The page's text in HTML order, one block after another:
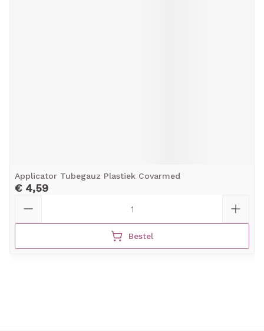
Applicator Tubegauz Plastiek Covarmed
€ 4,59
Bestel